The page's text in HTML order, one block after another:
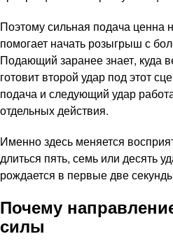
Поэтому сильная подача ценна
помогает начать розыгрыш с
Подающий заранее знает, куда
готовит второй удар под этот
подача и следующий удар
отдельных действия.
Именно здесь меняется
длиться пять, семь или десять
рождается в первые две
Почему
силы